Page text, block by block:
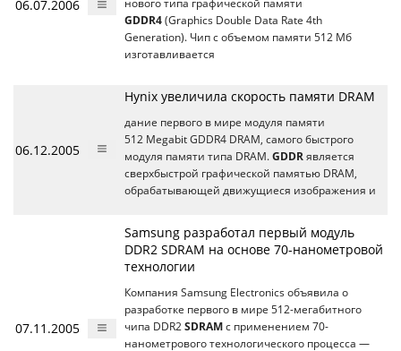
06.07.2006
нового типа графической памяти
GDDR4 (Graphics Double Data Rate 4th
Generation). Чип с объемом памяти 512 Мб
изготавливается
06.12.2005
Hynix увеличила скорость памяти DRAM
дание первого в мире модуля памяти
512 Megabit GDDR4 DRAM, самого быстрого
модуля памяти типа DRAM. GDDR является
сверхбыстрой графической памятью DRAM,
обрабатывающей движущиеся изображения и
07.11.2005
Samsung разработал первый модуль
DDR2 SDRAM на основе 70-нанометровой
технологии
Компания Samsung Electronics объявила о
разработке первого в мире 512-мегабитного
чипа DDR2 SDRAM с применением 70-
нанометрового технологического процесса —